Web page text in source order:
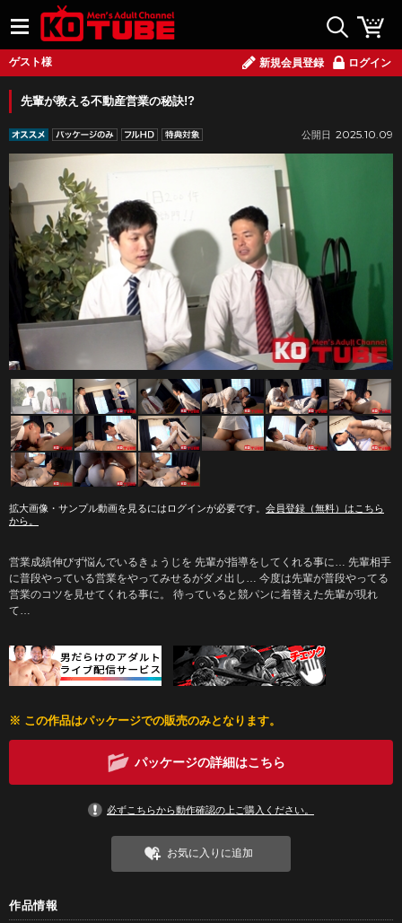
ゲスト様 新規会員登録 ログイン
先輩が教える不動産営業の秘訣!?
2025.10.09
拡大画像・サンプル動画を見るにはログインが必要です。 会員登録（無料）はこちら
から。
営業成績伸びず悩んでいるきょうじを 先輩が指導をしてくれる事に… 先輩相手
に普段やっている営業をやってみせるがダメ出し… 今度は先輩が普段やってる
営業のコツを見せてくれる事に。 待っていると競パンに着替えた先輩が現れ
て…
※ この作品はパッケージでの販売のみとなります。
パッケージの詳細はこちら
必ずこちらから動作確認の上ご購入ください。
お気に入りに追加
作品情報